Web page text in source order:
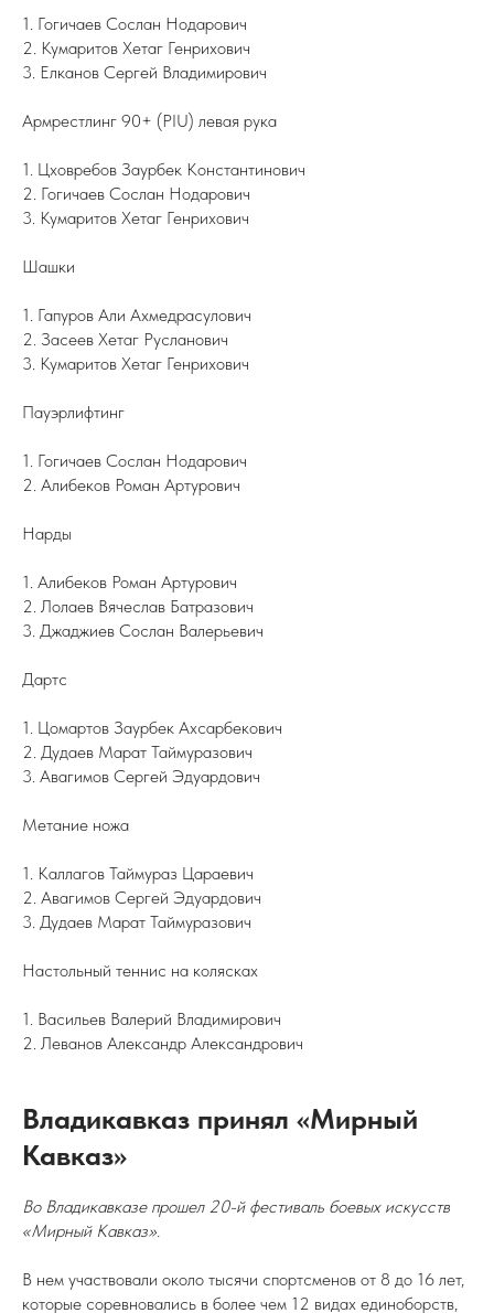
1. Гогичаев Сослан Нодарович
2. Кумаритов Хетаг Генрихович
3. Елканов Сергей Владимирович
Армрестлинг 90+ (PIU) левая рука
1. Цховребов Заурбек Константинович
2. Гогичаев Сослан Нодарович
3. Кумаритов Хетаг Генрихович
Шашки
1. Гапуров Али Ахмедрасулович
2. Засеев Хетаг Русланович
3. Кумаритов Хетаг Генрихович
Пауэрлифтинг
1. Гогичаев Сослан Нодарович
2. Алибеков Роман Артурович
Нарды
1. Алибеков Роман Артурович
2. Лолаев Вячеслав Батразович
3. Джаджиев Сослан Валерьевич
Дартс
1. Цомартов Заурбек Ахсарбекович
2. Дудаев Марат Таймуразович
3. Авагимов Сергей Эдуардович
Метание ножа
1. Каллагов Таймураз Цараевич
2. Авагимов Сергей Эдуардович
3. Дудаев Марат Таймуразович
Настольный теннис на колясках
1. Васильев Валерий Владимирович
2. Леванов Александр Александрович
Владикавказ принял «Мирный
Кавказ»
Во Владикавказе прошел 20-й фестиваль боевых искусств
«Мирный Кавказ».
В нем участвовали около тысячи спортсменов от 8 до 16 лет,
которые соревновались в более чем 12 видах единоборств,